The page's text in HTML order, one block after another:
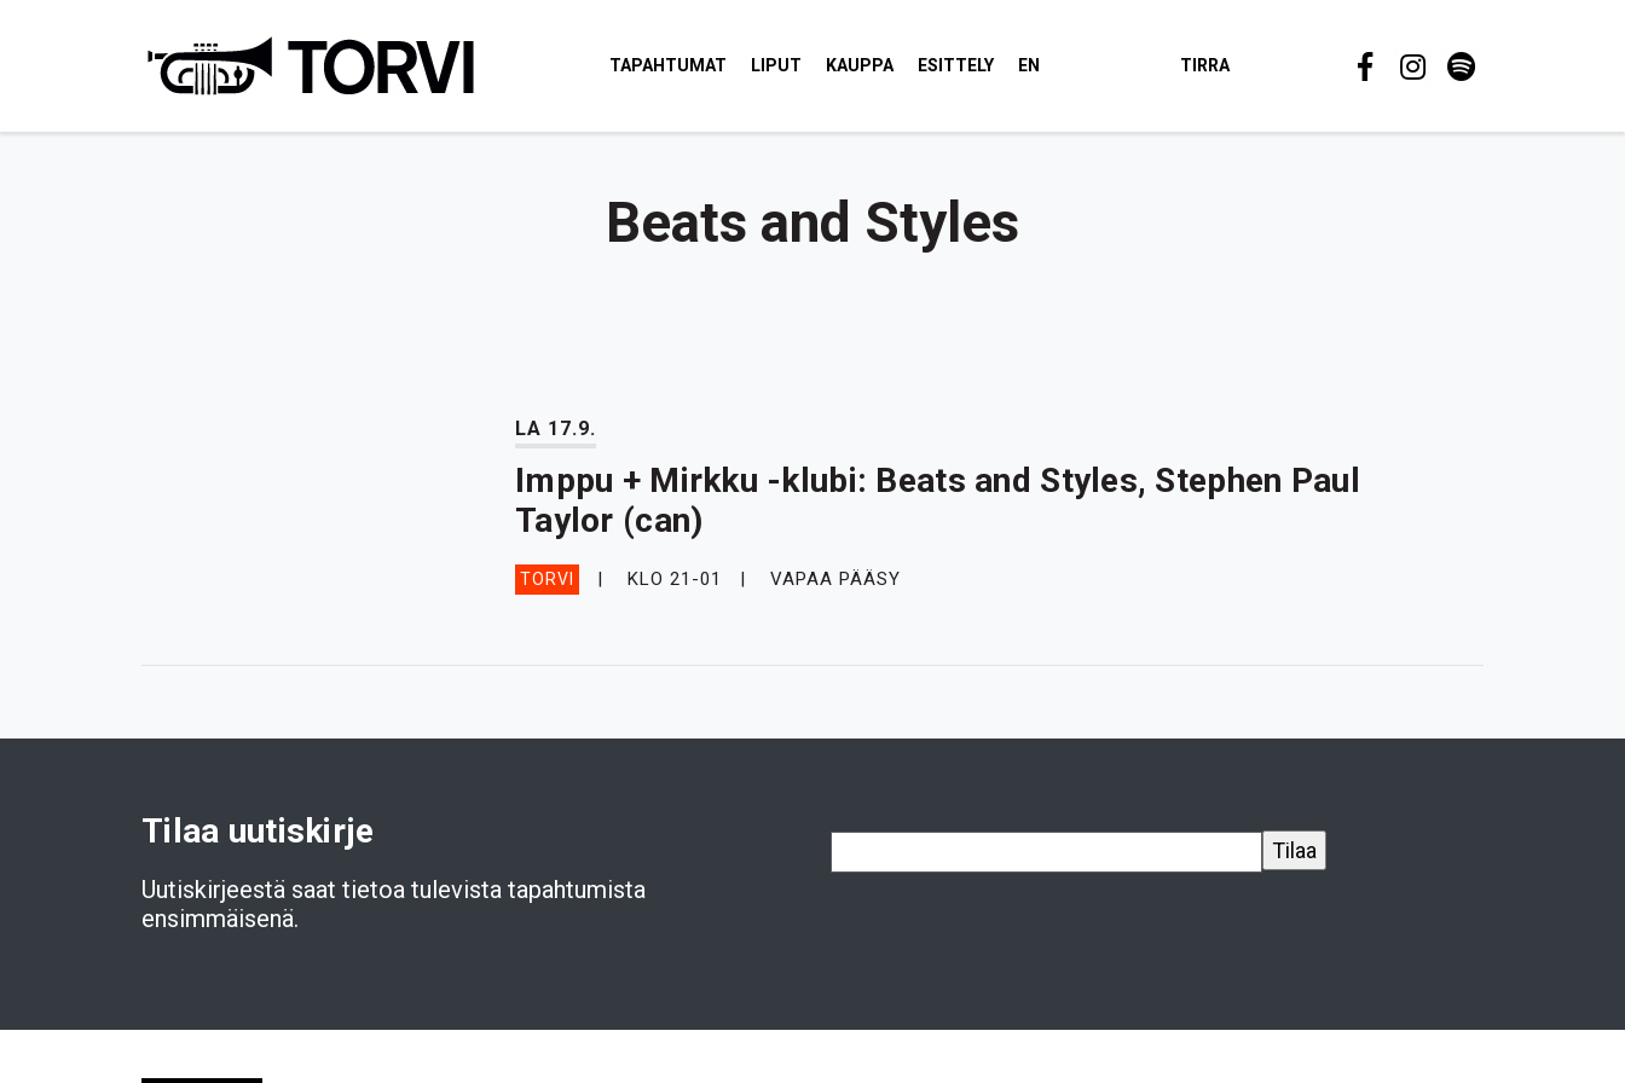
TAPAHTUMAT LIPUT KAUPPA ESITTELY EN TIRRA
Beats and Styles
LA 17.9.
Imppu + Mirkku -klubi: Beats and Styles, Stephen Paul
Taylor (can)
TORVI KLO 21-01 VAPAA PÄÄSY
Tilaa uutiskirje
Uutiskirjeestä saat tietoa tulevista tapahtumista
ensimmäisenä.